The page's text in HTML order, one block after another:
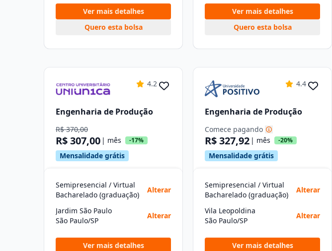
Ver mais detalhes
Quero esta bolsa
Ver mais detalhes
Quero esta bolsa
4.2
Engenharia de Produção
R$ 370,00
R$ 307,00 | mês -17%
Mensalidade grátis
Semipresencial / Virtual
Bacharelado (graduação)
Alterar
Jardim São Paulo
São Paulo/SP
Alterar
Ver mais detalhes
4.4
Engenharia de Produção
Comece pagando
R$ 327,92 | mês -20%
Mensalidade grátis
Semipresencial / Virtual
Bacharelado (graduação)
Alterar
Vila Leopoldina
São Paulo/SP
Alterar
Ver mais detalhes